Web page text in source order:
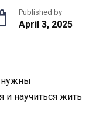
Published by
April 3, 2025
нужны
и научиться жить